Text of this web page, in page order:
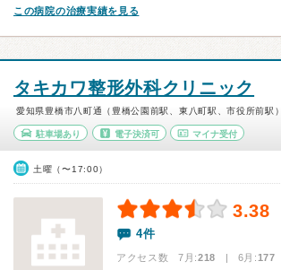
この病院の治療実績を見る
タキカワ整形外科クリニック
愛知県豊橋市八町通（豊橋公園前駅、東八町駅、市役所前駅）
駐車場あり 電子決済可 マイナ受付
土曜（〜17:00）
3.38
4件
アクセス数 7月:218 | 6月:177